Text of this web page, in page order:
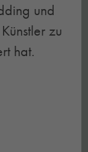
und
zu
hat.